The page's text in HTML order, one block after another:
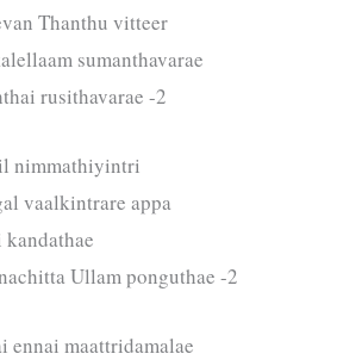
Thanthu vitteer
sumanthavarae
rusithavarae -2
nimmathiyintri
vaalkintrare appa
Ullam ponguthae -2
ennai maattridamalae